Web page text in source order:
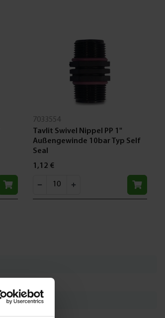
7033554
Tavlit Swivel Nippel PP 1"
Außengewinde 10bar Typ Self
Seal
1,12 €